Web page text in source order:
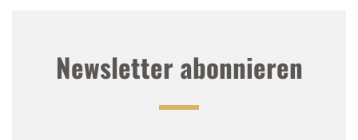
Newsletter abonnieren